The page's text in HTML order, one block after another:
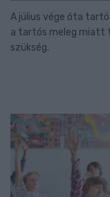
A július vége óta
a tartós meleg miatt
szükség.